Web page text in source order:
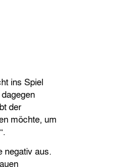
ins Spiel
der
möchte, um
negativ aus.